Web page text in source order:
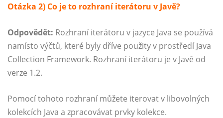
Otázka 2) Co je to rozhraní iterátoru v Javě?
Odpovědět: Rozhraní iterátoru v jazyce Java se používá
namísto výčtů, které byly dříve použity v prostředí Java
Collection Framework. Rozhraní iterátoru je v Javě od
verze 1.2.
Pomocí tohoto rozhraní můžete iterovat v libovolných
kolekcích Java a zpracovávat prvky kolekce.